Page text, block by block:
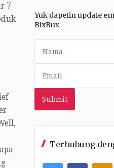
7
Yuk dapetin update
BixBux
Terhubung